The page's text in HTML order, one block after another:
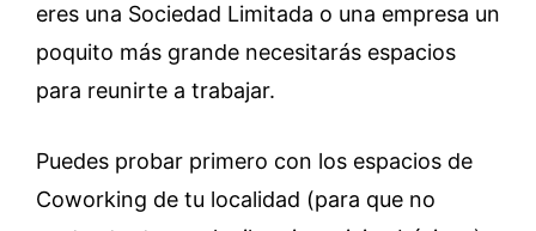
eres una Sociedad Limitada o una empresa un
poquito más grande necesitarás espacios
para reunirte a trabajar.
Puedes probar primero con los espacios de
Coworking de tu localidad (para que no